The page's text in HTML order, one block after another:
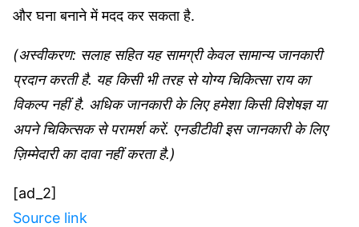
और घना बनाने में मदद कर सकता है.
(अस्वीकरण: सलाह सहित यह सामग्री केवल सामान्य जानकारी
प्रदान करती है. यह किसी भी तरह से योग्य चिकित्सा राय का
विकल्प नहीं है. अधिक जानकारी के लिए हमेशा किसी विशेषज्ञ या
अपने चिकित्सक से परामर्श करें. एनडीटीवी इस जानकारी के लिए
ज़िम्मेदारी का दावा नहीं करता है.)
[ad_2]
Source link